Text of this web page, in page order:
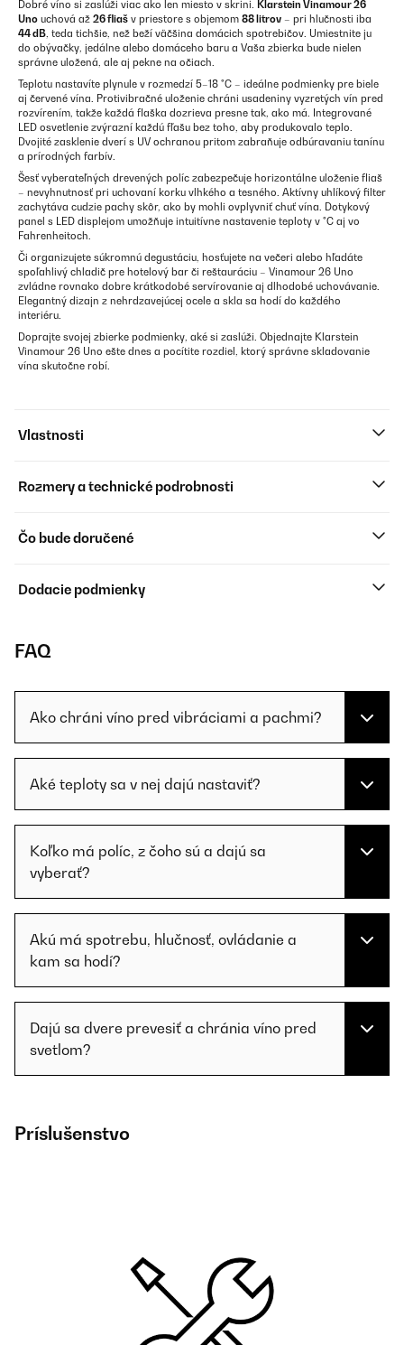
Dobré víno si zaslúži viac ako len miesto v skrini. Klarstein Vinamour 26
Uno uchová až 26 fliaš v priestore s objemom 88 litrov – pri hlučnosti iba
44 dB, teda tichšie, než beží väčšina domácich spotrebičov. Umiestnite ju
do obývačky, jedálne alebo domáceho baru a Vaša zbierka bude nielen
správne uložená, ale aj pekne na očiach.
Teplotu nastavíte plynule v rozmedzí 5–18 °C – ideálne podmienky pre biele
aj červené vína. Protivibračné uloženie chráni usadeniny vyzretých vín pred
rozvírením, takže každá flaška dozrieva presne tak, ako má. Integrované
LED osvetlenie zvýrazní každú fľašu bez toho, aby produkovalo teplo.
Dvojité zasklenie dverí s UV ochranou pritom zabraňuje odbúravaniu tanínu
a prírodných farbív.
Šesť vyberateľných drevených políc zabezpečuje horizontálne uloženie fliaš
– nevyhnutnosť pri uchovaní korku vlhkého a tesného. Aktívny uhlíkový filter
zachytáva cudzie pachy skôr, ako by mohli ovplyvniť chuť vína. Dotykový
panel s LED displejom umožňuje intuitívne nastavenie teploty v °C aj vo
Fahrenheitoch.
Či organizujete súkromnú degustáciu, hosťujete na večeri alebo hľadáte
spoľahlivý chladič pre hotelový bar či reštauráciu – Vinamour 26 Uno
zvládne rovnako dobre krátkodobé servírovanie aj dlhodobé uchovávanie.
Elegantný dizajn z nehrdzavejúcej ocele a skla sa hodí do každého
interiéru.
Doprajte svojej zbierke podmienky, aké si zaslúži. Objednajte Klarstein
Vinamour 26 Uno ešte dnes a pocítite rozdiel, ktorý správne skladovanie
vína skutočne robí.
Vlastnosti
Rozmery a technické podrobnosti
Čo bude doručené
Dodacie podmienky
FAQ
Ako chráni víno pred vibráciami a pachmi?
Aké teploty sa v nej dajú nastaviť?
Koľko má políc, z čoho sú a dajú sa
vyberať?
Akú má spotrebu, hlučnosť, ovládanie a
kam sa hodí?
Dajú sa dvere prevesiť a chránia víno pred
svetlom?
Príslušenstvo